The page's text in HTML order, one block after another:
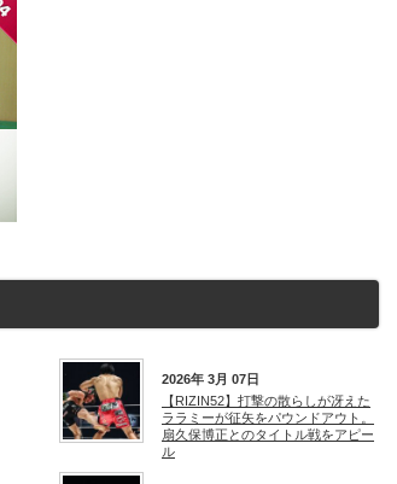
2026年 3月 07日
【RIZIN52】打撃の散らしが冴えた
ララミーが征矢をパウンドアウト。
扇久保博正とのタイトル戦をアピー
ル